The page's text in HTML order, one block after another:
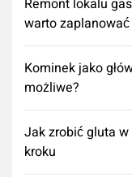
​Remont lokalu
warto
Kominek jako
możliwe?
Jak zrobić gluta
kroku